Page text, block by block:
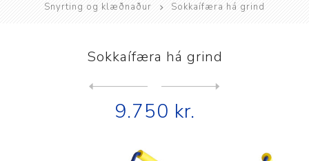
Snyrting og klæðnaður Sokkaífæra há grind
Sokkaífæra há grind
9.750 kr.